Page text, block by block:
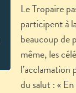
Le Tropaire
participent à
beaucoup de
même, les
du salut : «